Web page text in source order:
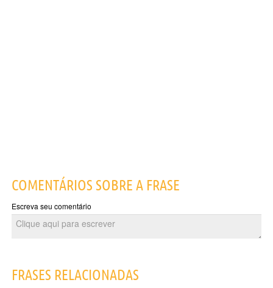
COMENTÁRIOS SOBRE A FRASE
Escreva seu comentário
FRASES RELACIONADAS